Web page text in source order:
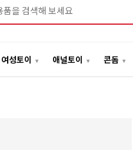
여성토이 애널토이 콘돔